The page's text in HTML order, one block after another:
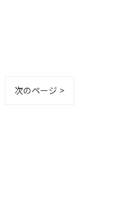
次のページ >